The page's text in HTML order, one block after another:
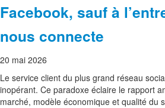
Facebook, sauf à
nous connecte
20 mai 2026
Le service client du plus grand réseau
inopérant. Ce paradoxe éclaire le rapport
marché, modèle économique et qualité du